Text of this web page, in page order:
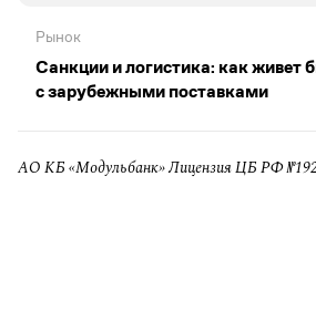
Рынок
Санкции и логистика: как живет
с зарубежными поставками
АО КБ «Модульбанк» Лицензия ЦБ РФ